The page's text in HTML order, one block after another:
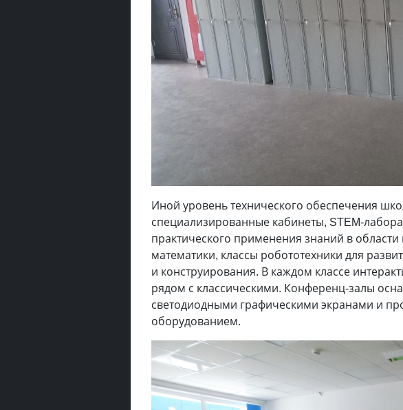
Иной уровень технического обеспечения
специализированные кабинеты, STEM-
практического применения знаний в
математики, классы робототехники для
и конструирования. В каждом классе
рядом с классическими. Конференц-залы
светодиодными графическими экранами и
оборудованием.